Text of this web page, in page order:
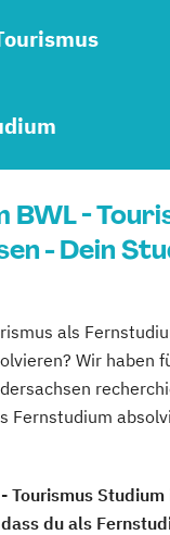
BWL -
- Dein
als
Wir haben
Fernstudium
Tourismus Studium
du als